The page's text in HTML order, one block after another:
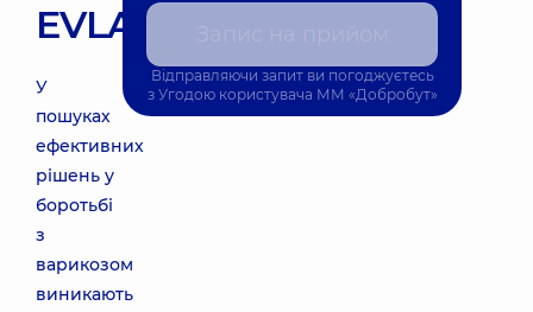
EVLA
У
пошуках
ефективних
рішень у
боротьбі
з
варикозом
виникають
Відправляючи запит ви погоджуєтесь
з Угодою користувача ММ «Добробут»